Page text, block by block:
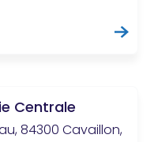
Centrale
84300 Cavaillon,